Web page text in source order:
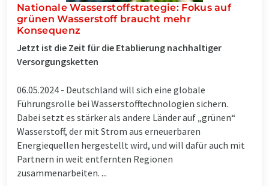
Nationale Wasserstoffstrategie: Fokus auf
grünen Wasserstoff braucht mehr
Konsequenz
Jetzt ist die Zeit für die Etablierung nachhaltiger
Versorgungsketten
06.05.2024 - Deutschland will sich eine globale
Führungsrolle bei Wasserstofftechnologien sichern.
Dabei setzt es stärker als andere Länder auf „grünen“
Wasserstoff, der mit Strom aus erneuerbaren
Energiequellen hergestellt wird, und will dafür auch mit
Partnern in weit entfernten Regionen
zusammenarbeiten. ...